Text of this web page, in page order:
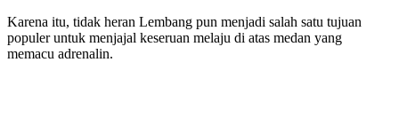
Karena itu, tidak heran Lembang pun menjadi salah satu tujuan
populer untuk menjajal keseruan melaju di atas medan yang
memacu adrenalin.